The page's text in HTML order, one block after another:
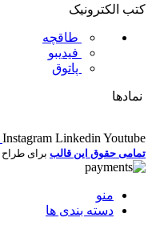
کتب الکترونیک
طاقچه
فیدیبو
پاتوق
نمادها
Instagram Linkedin Youtube
تمامی حقوق این قالب برای طراح
منو
دسته بندی ها